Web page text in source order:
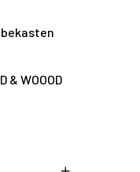
& WOOOD